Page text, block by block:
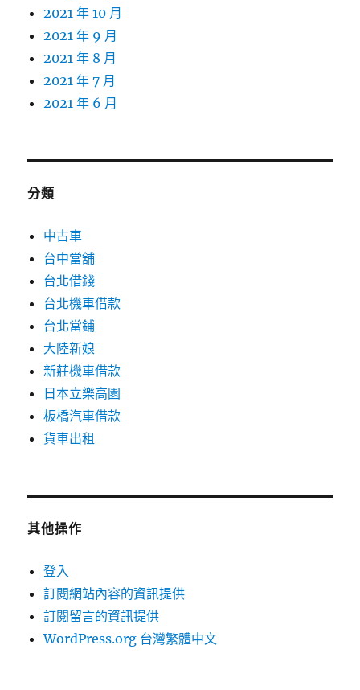
2021 年 10 月
2021 年 9 月
2021 年 8 月
2021 年 7 月
2021 年 6 月
分類
中古車
台中當舖
台北借錢
台北機車借款
台北當鋪
大陸新娘
新莊機車借款
日本立樂高園
板橋汽車借款
貨車出租
其他操作
登入
訂閱網站內容的資訊提供
訂閱留言的資訊提供
WordPress.org 台灣繁體中文